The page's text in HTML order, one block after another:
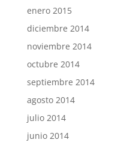
enero 2015
diciembre 2014
noviembre 2014
octubre 2014
septiembre 2014
agosto 2014
julio 2014
junio 2014